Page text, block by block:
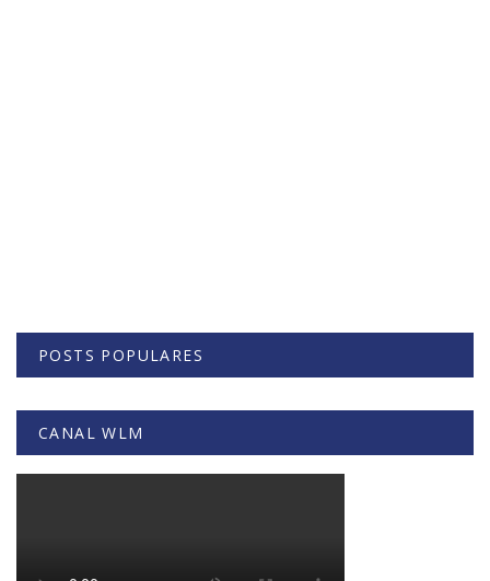
POSTS POPULARES
CANAL WLM